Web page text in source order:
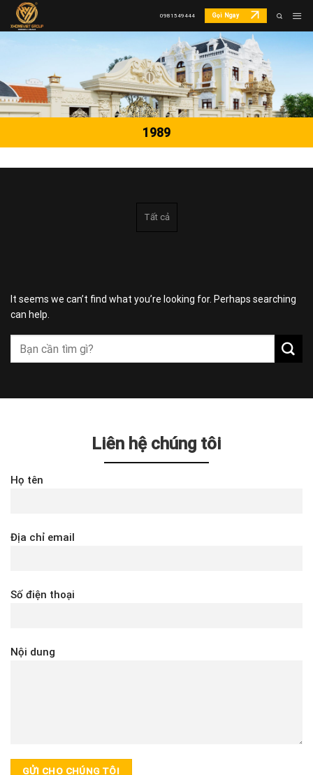
Skip
0981549444 Gọi Ngay
1989
Tất cả
It seems we can’t find what you’re looking for. Perhaps searching
can help.
Liên hệ chúng tôi
Họ tên
Địa chỉ email
Số điện thoại
Nội dung